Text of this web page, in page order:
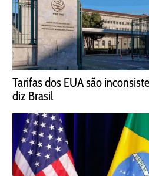
Tarifas dos EUA são
diz Brasil